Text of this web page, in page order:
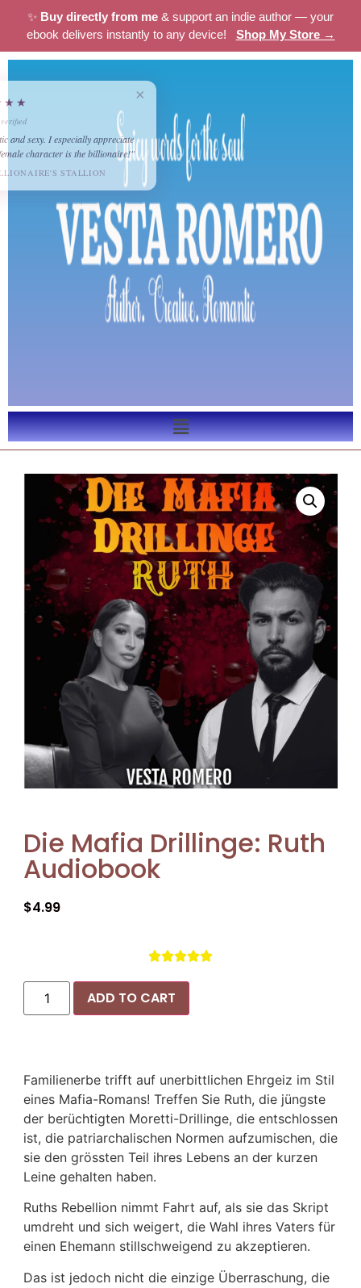
✨ Buy directly from me & support an indie author — your
ebook delivers instantly to any device! Shop My Store →
Die Mafia Drillinge: Ruth
Audiobook
$4.99

ADD TO CART
Familienerbe trifft auf unerbittlichen Ehrgeiz im Stil
eines Mafia-Romans! Treffen Sie Ruth, die jüngste
der berüchtigten Moretti-Drillinge, die entschlossen
ist, die patriarchalischen Normen aufzumischen, die
sie den grössten Teil ihres Lebens an der kurzen
Leine gehalten haben.
Ruths Rebellion nimmt Fahrt auf, als sie das Skript
umdreht und sich weigert, die Wahl ihres Vaters für
einen Ehemann stillschweigend zu akzeptieren.
Das ist jedoch nicht die einzige Überraschung, die
Lisa
"Romantic and sexy. I especially appreciate
that the female character is the billionaire!"
THE BILLIONAIRE'S STALLION